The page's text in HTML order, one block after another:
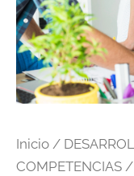
Inicio /
COMPETENCIAS /